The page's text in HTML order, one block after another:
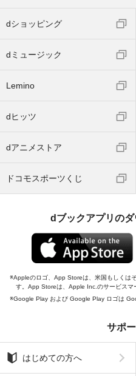
dショッピング
dミュージック
Lemino
dヒッツ
dアニメストア
ドコモスポーツくじ
dブックアプリの
Appleのロゴ、App Storeは、米国もしくは
す。App Storeは、Apple Inc.のサービスマ
Google Play および Google Play ロゴは
サポ
はじめての方へ